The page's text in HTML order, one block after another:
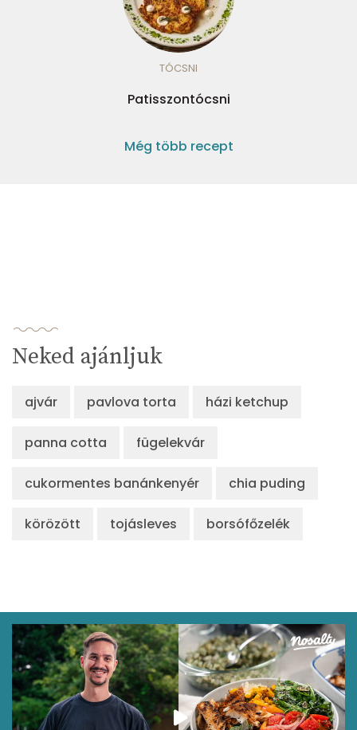
TÓCSNI
Patisszontócsni
Még több recept
Neked ajánljuk
ajvár pavlova torta házi ketchup
panna cotta fügelekvár
cukormentes banánkenyér chia puding
körözött tojásleves borsófőzelék